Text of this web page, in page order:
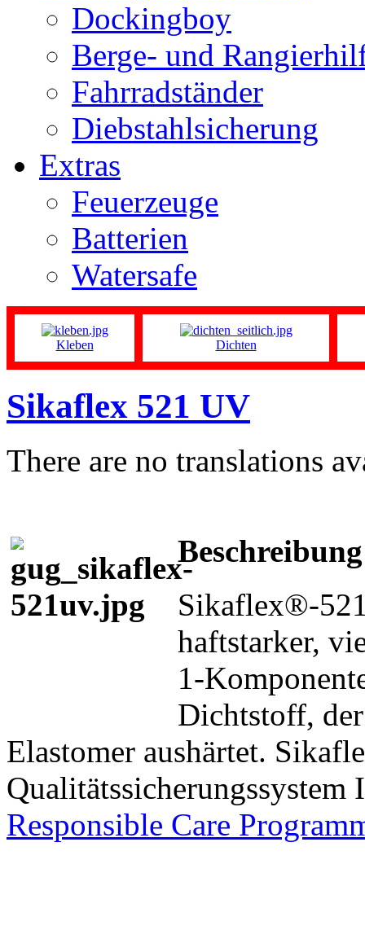
Dockingboy
Berge- und
Fahrradständer
Diebstahlsicherung
Extras
Feuerzeuge
Batterien
Watersafe
Kleben Dichten
Sikaflex 521 UV
There are no translations
Beschreibung
Sikaflex®-
haftstarker,
1-
Dichtstoff,
Elastomer aushärtet.
Responsible Care